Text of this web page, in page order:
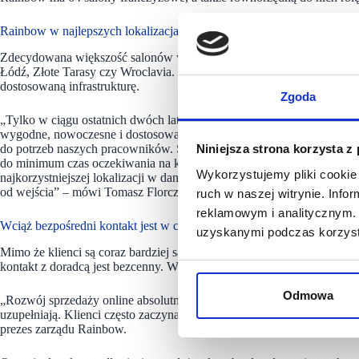
Zgoda
Niniejsza strona korzysta z
Wykorzystujemy pliki
ruch w naszej witrynie.
reklamowym i
uzyskanymi podczas
Odmowa
Rainbow w najlepszych lokalizacjach
Zdecydowana większość salonów własnych Rainbow ulokowana
Łódź, Złote Tarasy czy Wroclavia. Takie lokalizacje zapewniają
dostosowaną infrastrukturę.
„Tylko w ciągu ostatnich dwóch lat aż 1/4 naszych salonów
wygodne, nowoczesne i dostosowane do zmieniających się
do potrzeb naszych pracowników. Stopniowo zwiększamy również
do minimum czas oczekiwania na kontakt z doradcą. Wiele salonów
najkorzystniejszej lokalizacji w danej przestrzeni, często zmieniamy
od wejścia” – mówi Tomasz Florczak, dyrektor Działu Sprzedaży w
Wciąż bezpośredni kontakt jest w cenie
Mimo że klienci są coraz bardziej samodzielni w kwestii zakupów,
kontakt z doradcą jest bezcenny. Wciąż spore grono klientów
„Rozwój sprzedaży online absolutnie nie oznacza spadku znaczenia
uzupełniają. Klienci często zaczynają poszukiwania w internecie, a
prezes zarządu Rainbow.